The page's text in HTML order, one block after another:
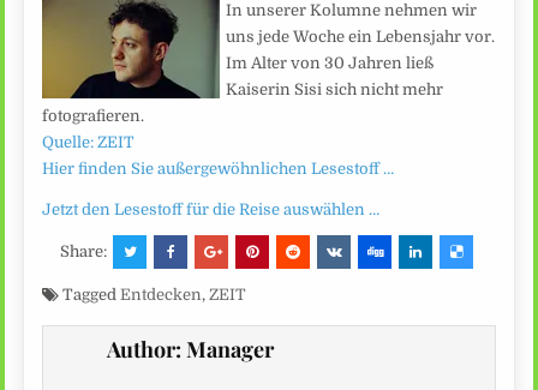
In unserer Kolumne nehmen wir
uns jede Woche ein Lebensjahr vor.
Im Alter von 30 Jahren ließ
Kaiserin Sisi sich nicht mehr
fotografieren.
Quelle: ZEIT
Hier finden Sie außergewöhnlichen Lesestoff …
Jetzt den Lesestoff für die Reise auswählen …
Share:
TaggedEntdecken,ZEIT
Author:Manager